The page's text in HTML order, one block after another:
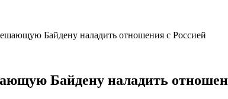
Байдену наладить отношения с Россией
Байдену наладить